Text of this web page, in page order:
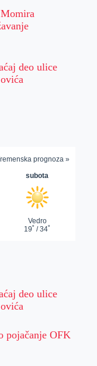
deo ulice
deo ulice
pojačanje OFK